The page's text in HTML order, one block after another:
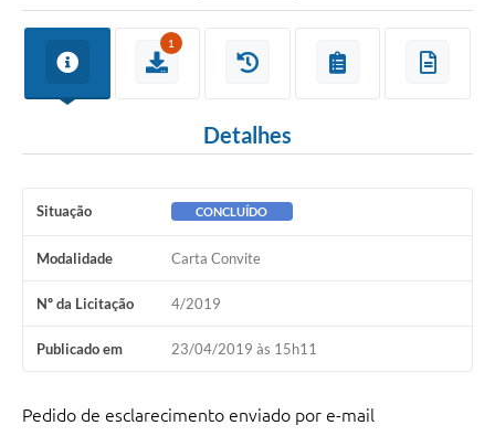
1
Detalhes
Situação CONCLUÍDO
Modalidade Carta Convite
Nº da Licitação 4/2019
Publicado em 23/04/2019 às 15h11
Pedido de esclarecimento enviado por e-mail